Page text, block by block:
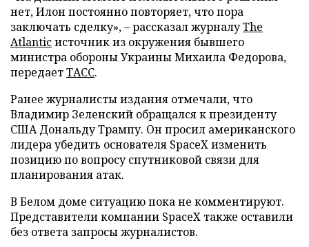
нет, Илон постоянно повторяет, что пора
заключать сделку», – рассказал журналуThe
Atlanticисточник из окружения бывшего
министра обороны Украины Михаила Федорова,
передаетТАСС.
Ранее журналисты издания отмечали, что
Владимир Зеленский обращался к президенту
США Дональду Трампу. Он просил американского
лидера убедить основателя SpaceX изменить
позицию по вопросу спутниковой связи для
планирования атак.
В Белом доме ситуацию пока не комментируют.
Представители компании SpaceX также оставили
без ответа запросы журналистов.